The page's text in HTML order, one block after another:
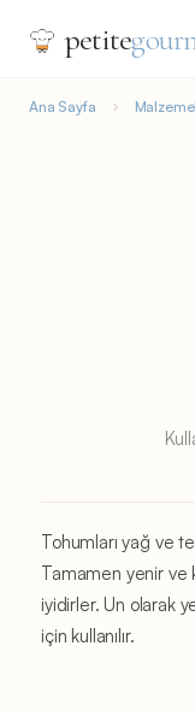
petite
Ana Sayfa
Tohumları yağ ve
Tamamen yenir ve
iyidirler. Un olarak
için kullanılır.